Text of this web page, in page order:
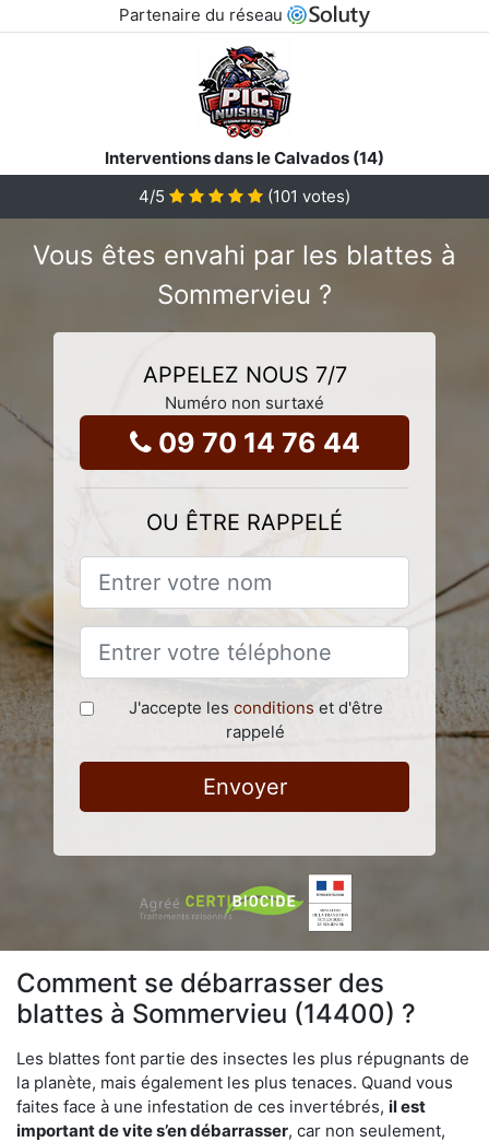
Partenaire du réseau
Interventions dans le Calvados (14)
4/5 (101 votes)
Vous êtes envahi par les blattes à
Sommervieu ?
APPELEZ NOUS 7/7
Numéro non surtaxé
09 70 14 76 44
OU ÊTRE RAPPELÉ
J'accepte les conditions et d'être
rappelé
Envoyer
Comment se débarrasser des
blattes à Sommervieu (14400) ?
Les blattes font partie des insectes les plus répugnants de
la planète, mais également les plus tenaces. Quand vous
faites face à une infestation de ces invertébrés, il est
important de vite s’en débarrasser, car non seulement,